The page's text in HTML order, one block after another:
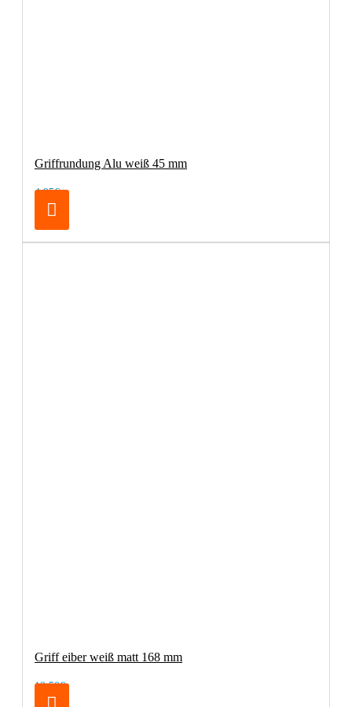
Griffrundung Alu weiß 45 mm
4,95€
Griff eiber weiß matt 168 mm
12,50€